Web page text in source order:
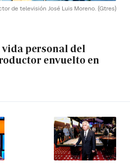
de televisión José Luis Moreno. (Gtres)
personal del
envuelto en